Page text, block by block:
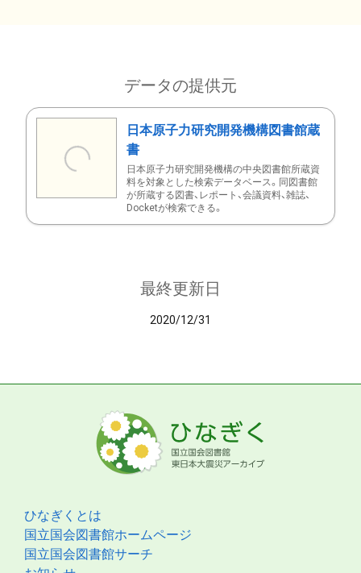
データの提供元
日本原子力研究開発機構図書館蔵
書
日本原子力研究開発機構の中央図書館所蔵資
料を対象とした検索データベース。同図書館
が所蔵する図書、レポート、会議資料、雑誌、
Docketが検索できる。
最終更新日
2020/12/31
ひなぎくとは
国立国会図書館ホームページ
国立国会図書館サーチ